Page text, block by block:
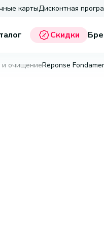
картыДисконтная
Скидки
очищениеReponse